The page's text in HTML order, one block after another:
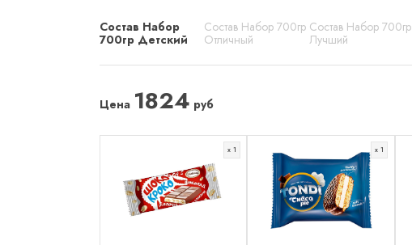
Состав Набор
700гр Детский
Состав Набор 700гр
Отличный
Состав Набор 700гр
Лучший
Цена 1824 руб
x 1 x 1